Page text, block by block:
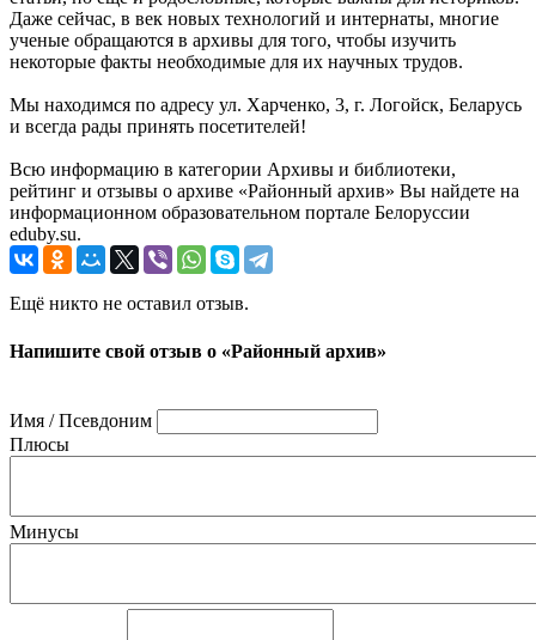
Даже сейчас, в век новых технологий и интернаты, многие
ученые обращаются в архивы для того, чтобы изучить
некоторые факты необходимые для их научных трудов.
Мы находимся по адресу ул. Харченко, 3, г. Логойск, Беларусь
и всегда рады принять посетителей!
Всю информацию в категории Архивы и библиотеки,
рейтинг и отзывы о архиве «Районный архив» Вы найдете на
информационном образовательном портале Белоруссии
eduby.su.
Ещё никто не оставил отзыв.
Напишите свой отзыв о «Районный архив»
Имя / Псевдоним
Плюсы
Минусы